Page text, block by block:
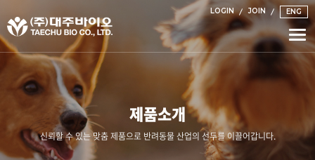
LOGIN JOIN ENG
제품소개
신뢰할 수 있는 맞춤 제품으로 반려동물 산업의 선두를 이끌어갑니다.